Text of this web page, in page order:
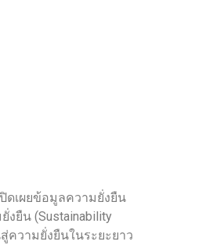
ดเผยข้อมูลความยั่งยืน
งยืน (Sustainability
ความยั่งยืนในระยะยาว